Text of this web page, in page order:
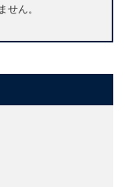
ん。